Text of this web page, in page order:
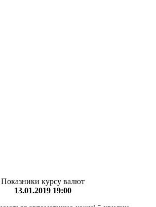
Показники курсу валют
13.01.2019 19:00